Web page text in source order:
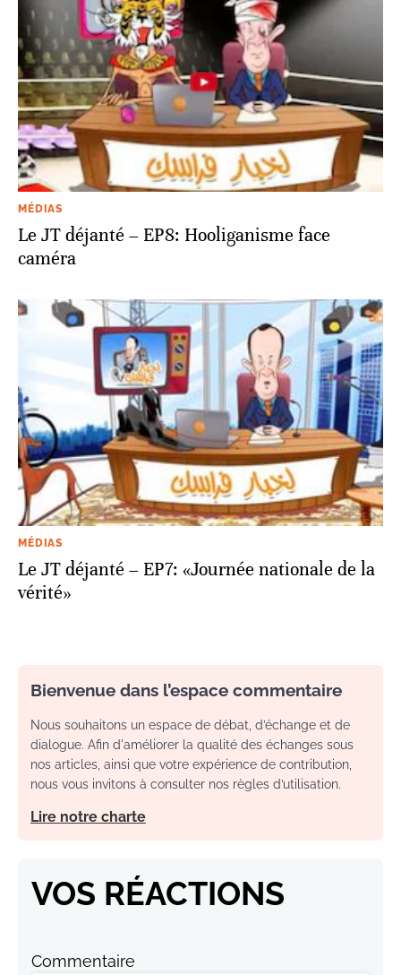
MÉDIAS
Le JT déjanté – EP8: Hooliganisme face
caméra
MÉDIAS
Le JT déjanté – EP7: «Journée nationale de la
vérité»
Bienvenue dans l’espace commentaire
Nous souhaitons un espace de débat, d’échange et de
dialogue. Afin d'améliorer la qualité des échanges sous
nos articles, ainsi que votre expérience de contribution,
nous vous invitons à consulter nos règles d’utilisation.
Lire notre charte
VOS RÉACTIONS
Commentaire